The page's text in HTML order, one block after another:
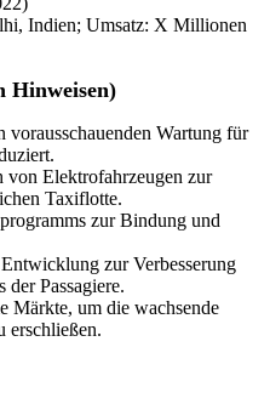
Indien; Umsatz: X Millionen
Hinweisen)
Wartung für
von Elektrofahrzeugen zur
Taxiflotte.
zur Bindung und
zur Verbesserung
Passagiere.
Märkte, um die wachsende
erschließen.